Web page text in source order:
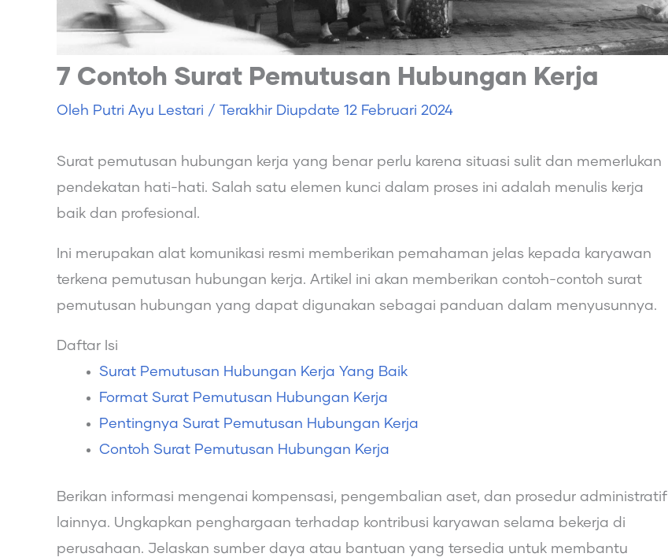
7 Contoh Surat Pemutusan Hubungan Kerja
Oleh Putri Ayu Lestari / Terakhir Diupdate 12 Februari 2024
Surat pemutusan hubungan kerja yang benar perlu karena situasi sulit dan memerlukan
pendekatan hati-hati. Salah satu elemen kunci dalam proses ini adalah menulis kerja
baik dan profesional.
Ini merupakan alat komunikasi resmi memberikan pemahaman jelas kepada karyawan
terkena pemutusan hubungan kerja. Artikel ini akan memberikan contoh-contoh surat
pemutusan hubungan yang dapat digunakan sebagai panduan dalam menyusunnya.
Daftar Isi
Surat Pemutusan Hubungan Kerja Yang Baik
Format Surat Pemutusan Hubungan Kerja
Pentingnya Surat Pemutusan Hubungan Kerja
Contoh Surat Pemutusan Hubungan Kerja
Berikan informasi mengenai kompensasi, pengembalian aset, dan prosedur administratif
lainnya. Ungkapkan penghargaan terhadap kontribusi karyawan selama bekerja di
perusahaan. Jelaskan sumber daya atau bantuan yang tersedia untuk membantu